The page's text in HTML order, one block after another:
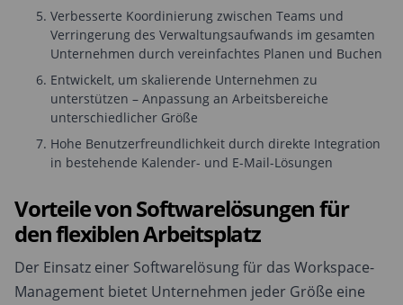
Verbesserte Koordinierung zwischen Teams und
Verringerung des Verwaltungsaufwands im gesamten
Unternehmen durch vereinfachtes Planen und Buchen
Entwickelt, um skalierende Unternehmen zu
unterstützen – Anpassung an Arbeitsbereiche
unterschiedlicher Größe
Hohe Benutzerfreundlichkeit durch direkte Integration
in bestehende Kalender- und E-Mail-Lösungen
Vorteile von Softwarelösungen für
den flexiblen Arbeitsplatz
Der Einsatz einer Softwarelösung für das Workspace-
Management bietet Unternehmen jeder Größe eine